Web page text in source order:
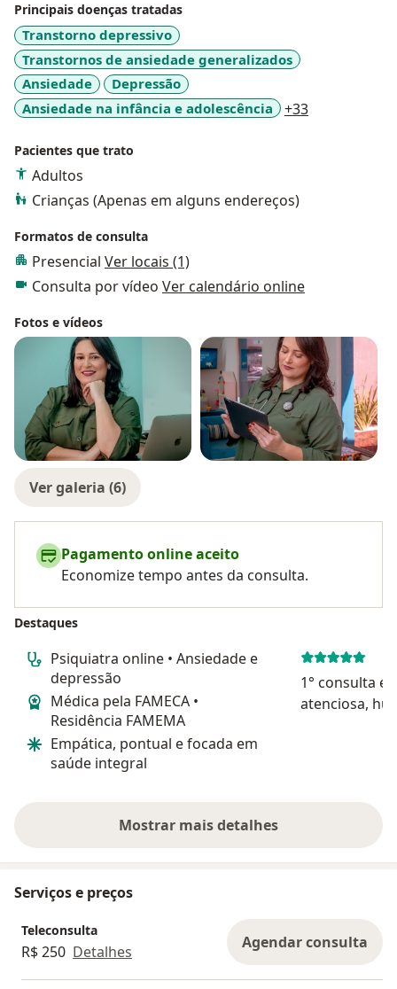
Principais doenças tratadas
Transtorno depressivo
Transtornos de ansiedade generalizados
Ansiedade
Depressão
Ansiedade na infância e adolescência
+33
Pacientes que trato
Adultos
Crianças (Apenas em alguns endereços)
Formatos de consulta
Presencial Ver locais (1)
Consulta por vídeo Ver calendário online
Fotos e vídeos
Ver galeria (6)
Pagamento online aceito
Economize tempo antes da consulta.
Destaques
Psiquiatra online • Ansiedade e
depressão
Médica pela FAMECA •
Residência FAMEMA
Empática, pontual e focada em
saúde integral
1° consulta e
atenciosa,
Mostrar mais detalhes
sobre a experiência
Serviços e preços
Teleconsulta
R$ 250 Detalhes Agendar consulta